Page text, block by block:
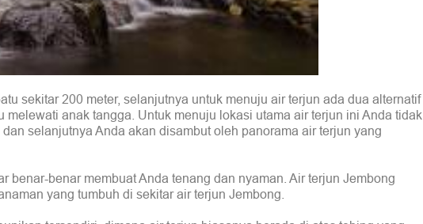
sekitar 200 meter, selanjutnya untuk menuju air terjun ada dua alternatif
anak tangga. Untuk menuju lokasi utama air terjun ini Anda tidak
selanjutnya Anda akan disambut oleh panorama air terjun yang
benar-benar membuat Anda tenang dan nyaman. Air terjun Jembong
yang tumbuh di sekitar air terjun Jembong.